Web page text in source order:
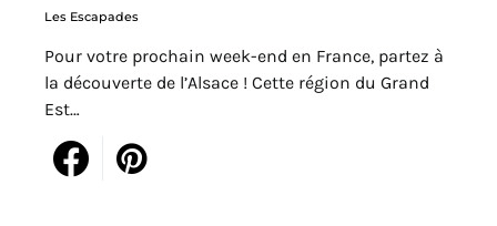
Les Escapades
Pour votre prochain week-end en France, partez à
la découverte de l’Alsace ! Cette région du Grand
Est…